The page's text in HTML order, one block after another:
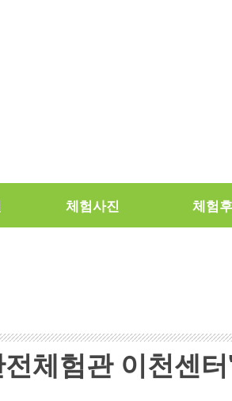
체험사진 체험
체험관 이천센